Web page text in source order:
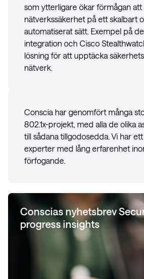
som ytterligare ökar förmågan
nätverkssäkerhet på ett skalbart
automatiserat sätt. Exempel på
integration och Cisco
lösning för att upptäcka
nätverk.
Conscia har genomfört många
802.1x-projekt, med alla de olika
till sådana tillgodosedda. Vi har
experter med lång erfarenhet
förfogande.
Conscias nyhetsbrev
progress insights